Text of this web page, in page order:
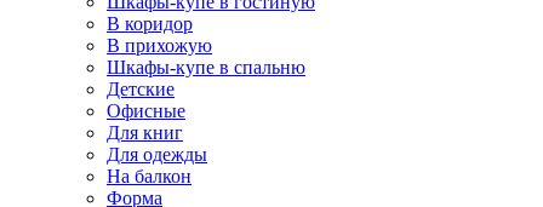
В коридор
В прихожую
Шкафы-купе в спальню
Детские
Офисные
Для книг
Для одежды
На балкон
Форма